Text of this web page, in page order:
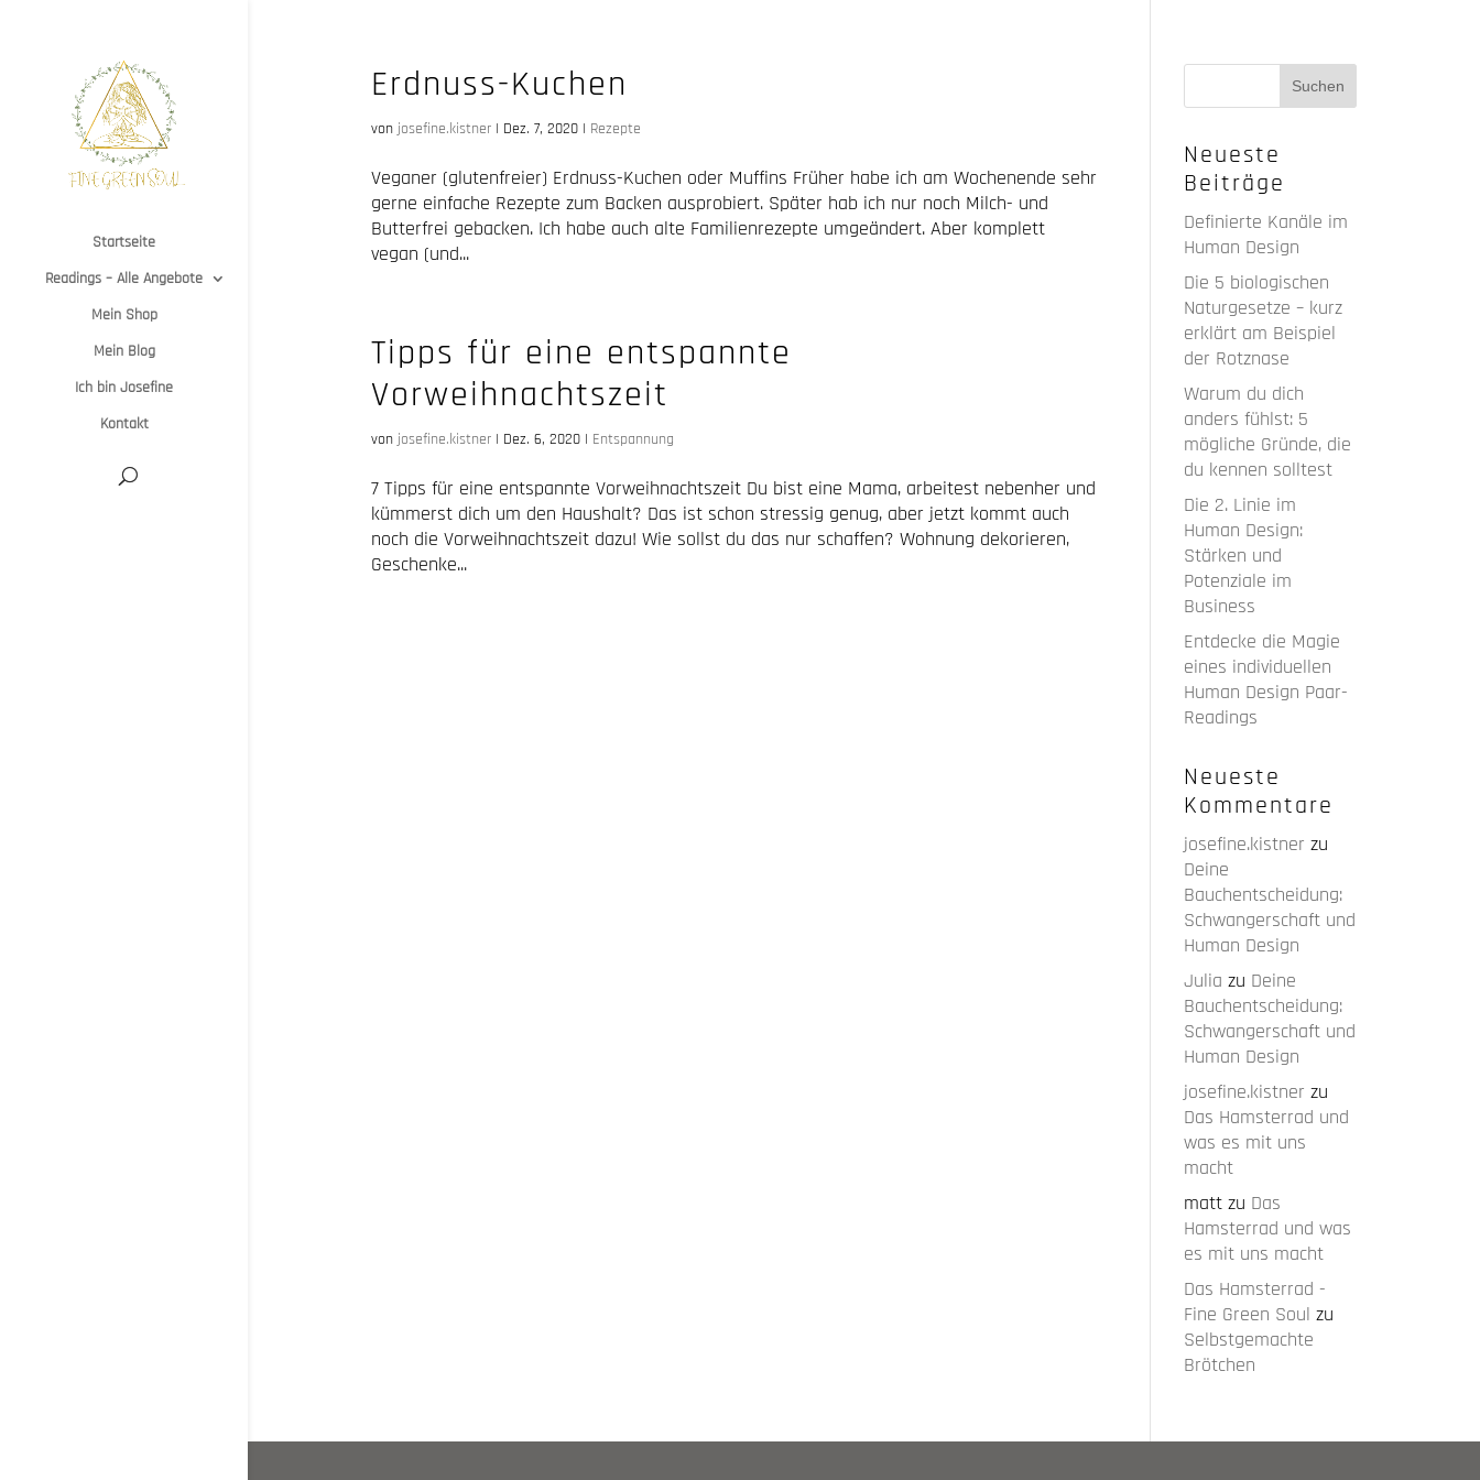
Startseite
Readings – Alle Angebote
Mein Shop
Mein Blog
Ich bin Josefine
Kontakt
Erdnuss-Kuchen
von josefine.kistner| Dez. 7, 2020| Rezepte
Veganer (glutenfreier) Erdnuss-Kuchen oder Muffins Früher habe ich am Wochenende sehr
gerne einfache Rezepte zum Backen ausprobiert. Später hab ich nur noch Milch- und
Butterfrei gebacken. Ich habe auch alte Familienrezepte umgeändert. Aber komplett
vegan (und...
Tipps für eine entspannte
Vorweihnachtszeit
von josefine.kistner| Dez. 6, 2020| Entspannung
7 Tipps für eine entspannte Vorweihnachtszeit Du bist eine Mama, arbeitest nebenher und
kümmerst dich um den Haushalt? Das ist schon stressig genug, aber jetzt kommt auch
noch die Vorweihnachtszeit dazu! Wie sollst du das nur schaffen? Wohnung dekorieren,
Geschenke...
Neueste
Beiträge
Definierte Kanäle im
Human Design
Die 5 biologischen
Naturgesetze – kurz
erklärt am Beispiel
der Rotznase
Warum du dich
anders fühlst: 5
mögliche Gründe, die
du kennen solltest
Die 2. Linie im
Human Design:
Stärken und
Potenziale im
Business
Entdecke die Magie
eines individuellen
Human Design Paar-
Readings
Neueste
Kommentare
josefine.kistner zu
Deine
Bauchentscheidung:
Schwangerschaft und
Human Design
Julia zu Deine
Bauchentscheidung:
Schwangerschaft und
Human Design
josefine.kistner zu
Das Hamsterrad und
was es mit uns
macht
matt zu Das
Hamsterrad und was
es mit uns macht
Das Hamsterrad -
Fine Green Soul zu
Selbstgemachte
Brötchen